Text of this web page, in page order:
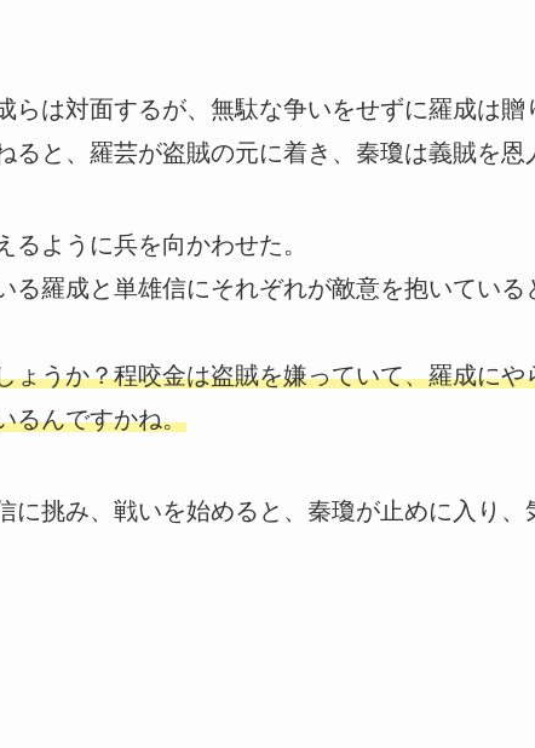
らは対面するが、無駄な争いをせずに羅成は贈
ると、羅芸が盗賊の元に着き、秦瓊は義賊を恩
るように兵を向かわせた。
る羅成と単雄信にそれぞれが敵意を抱いている
ょうか？程咬金は盗賊を嫌っていて、羅成に
るんですかね。
に挑み、戦いを始めると、秦瓊が止めに入り、